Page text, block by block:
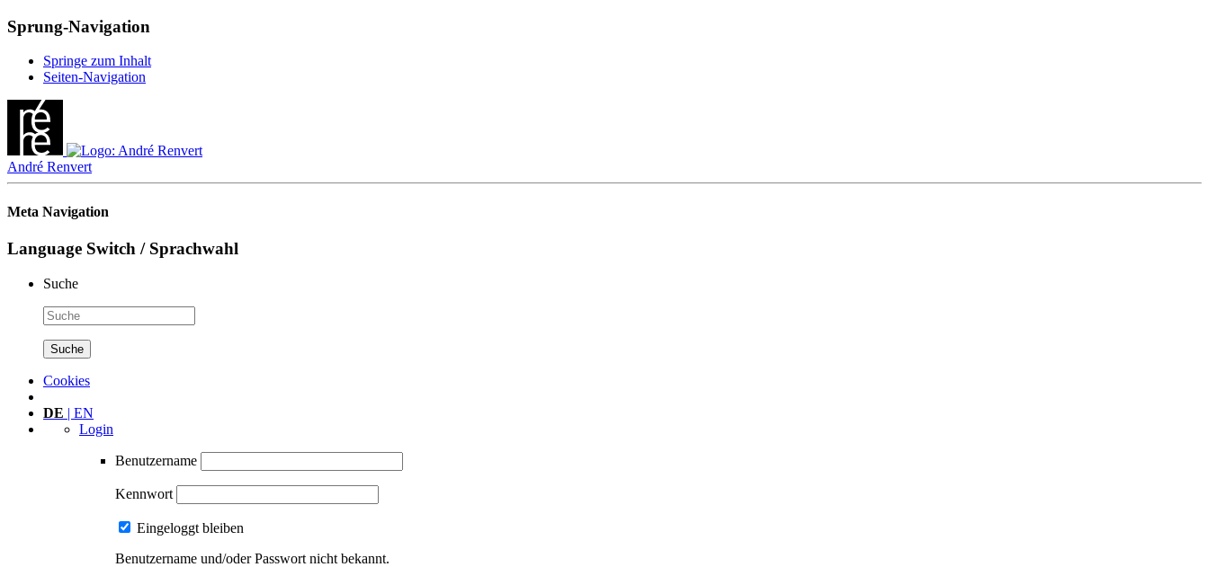
Sprung-Navigation
Springe zum Inhalt
Seiten-Navigation
André Renvert
Meta Navigation
Language Switch / Sprachwahl
Suche
Cookies
DE | EN
Login
Benutzername
Kennwort
Eingeloggt bleiben
Benutzername und/oder Passwort nicht bekannt.